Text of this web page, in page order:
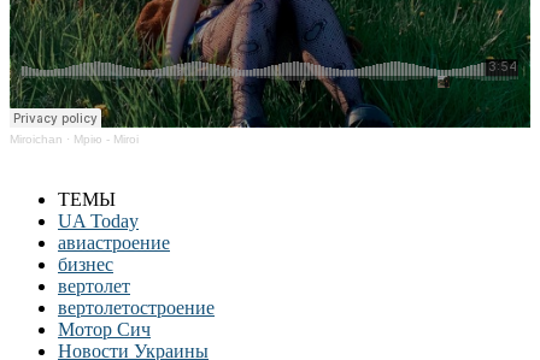
Miroichan · Мрію - Miroi
ТЕМЫ
UA Today
авиастроение
бизнес
вертолет
вертолетостроение
Мотор Сич
Новости Украины